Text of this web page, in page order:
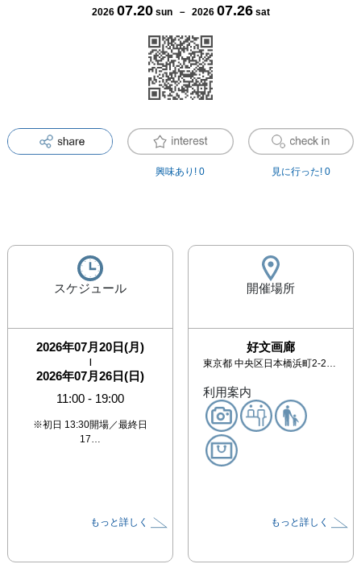
2026 07.20 sun－ 2026 07.26 sat
興味あり! 0 見に行った! 0
スケジュール
2026年07月20日(月)
|
2026年07月26日(日)
11:00 - 19:00
※初日 13:30開場／最終日
17…
もっと詳しく
開催場所
好文画廊
東京都 中央区日本橋浜町2-24-1
利用案内
もっと詳しく